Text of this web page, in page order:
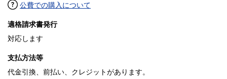
公費での購入について
適格請求書発行
対応します
支払方法等
代金引換、前払い、クレジットがあります。